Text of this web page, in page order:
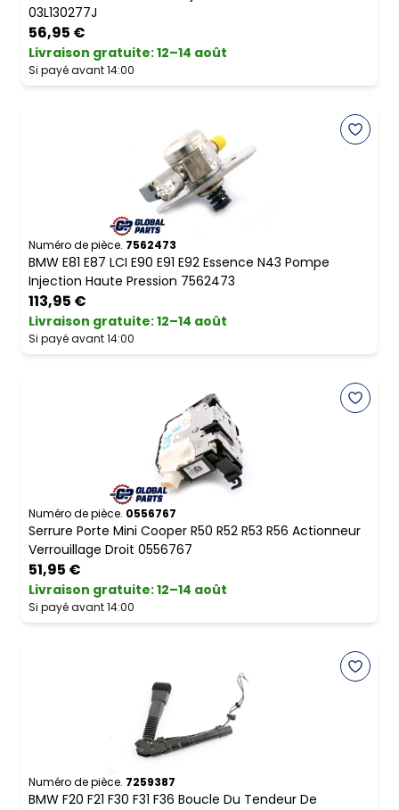
03L130277J
56,95 €
Livraison gratuite:12–14 août
Si payé avant 14:00
Numéro de pièce. 7562473
BMW E81 E87 LCI E90 E91 E92 Essence N43 Pompe
Injection Haute Pression 7562473
113,95 €
Livraison gratuite:12–14 août
Si payé avant 14:00
Numéro de pièce. 0556767
Serrure Porte Mini Cooper R50 R52 R53 R56 Actionneur
Verrouillage Droit 0556767
51,95 €
Livraison gratuite:12–14 août
Si payé avant 14:00
Numéro de pièce. 7259387
BMW F20 F21 F30 F31 F36 Boucle Du Tendeur De